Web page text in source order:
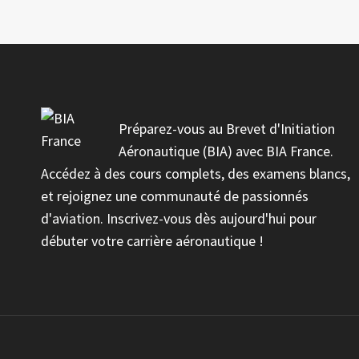
Préparez-vous au Brevet d'Initiation
Aéronautique (BIA) avec BIA France.
Accédez à des cours complets, des examens blancs,
et rejoignez une communauté de passionnés
d'aviation. Inscrivez-vous dès aujourd'hui pour
débuter votre carrière aéronautique !